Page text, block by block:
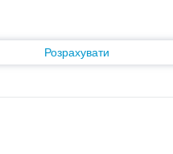
Розрахувати